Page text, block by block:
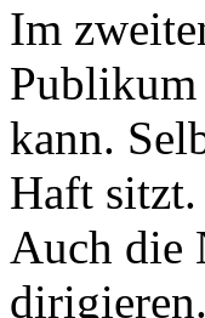
Im
Publikum
kann.
Haft
Auch die